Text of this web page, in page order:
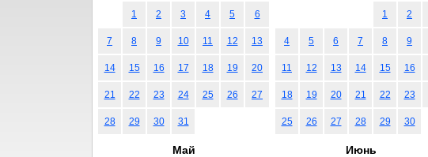
1
2 3 4 5 6
7 8 9 10 11 12 13
14 15 16 17 18 19 20
21 22 23 24 25 26 27
28 29 30 31
1
2
4 5 6 7 8 9
11 12 13 14 15 16
18 19 20 21 22 23
25 26 27 28 29 30
Май Июнь